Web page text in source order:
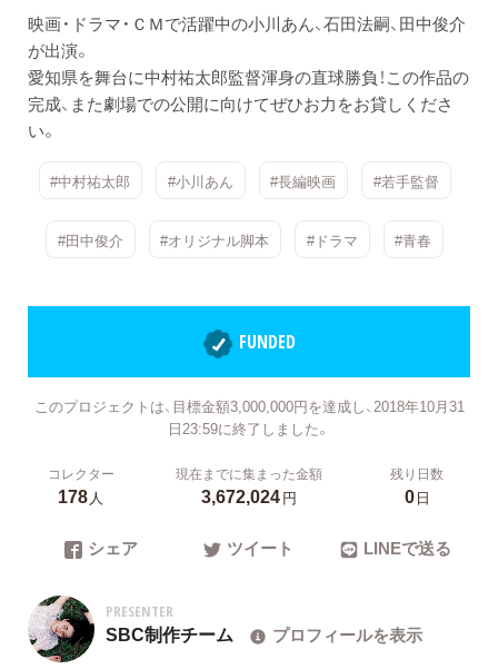
映画・ドラマ・ＣＭで活躍中の小川あん、石田法嗣、田中俊介
が出演。
愛知県を舞台に中村祐太郎監督渾身の直球勝負！この作品の
完成、また劇場での公開に向けてぜひお力をお貸しくださ
い。
#中村祐太郎 #小川あん #長編映画 #若手監督
#田中俊介 #オリジナル脚本 #ドラマ #青春
FUNDED
このプロジェクトは、目標金額3,000,000円を達成し、2018年10月31
日23:59に終了しました。
コレクター
178人
現在までに集まった金額
3,672,024円
残り日数
0日
シェア ツイート LINEで送る
PRESENTER
SBC制作チーム プロフィールを表示